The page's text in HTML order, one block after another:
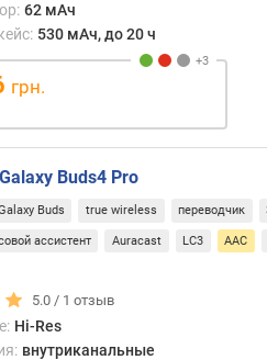
этом
aptX
62 мАч
530 мАч, до 20 ч
грн.
Buds4 Pro
Buds true wireless переводчик
ассистент Auracast LC3 AAC
5.0 / 1 отзыв
Hi-Res
внутриканальные